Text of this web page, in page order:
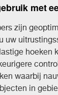
met
zijn
uw
hoeken
waarbij
in